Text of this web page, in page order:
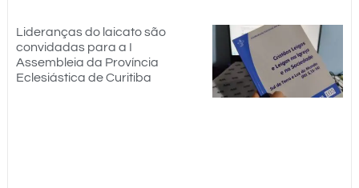
Lideranças do laicato são
convidadas para a I
Assembleia da Província
Eclesiástica de Curitiba